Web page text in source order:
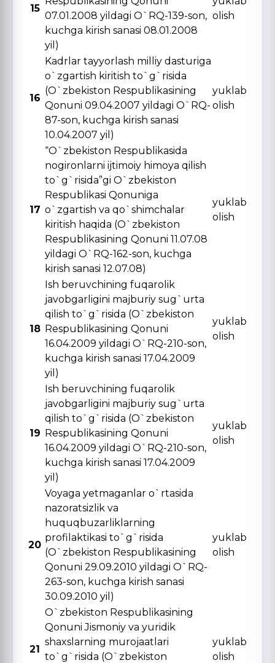
15
07.01.2008 yildagi O`RQ-139-son,
kuchga kirish sanasi 08.01.2008
yil)
olish
16
Kadrlar tayyorlash milliy dasturiga
o`zgartish kiritish to`g`risida
(O`zbekiston Respublikasining
Qonuni 09.04.2007 yildagi O`RQ-
87-son, kuchga kirish sanasi
10.04.2007 yil)
yuklab
olish
17
“O`zbekiston Respublikasida
nogironlarni ijtimoiy himoya qilish
to`g`risida”gi O`zbekiston
Respublikasi Qonuniga
o`zgartish va qo`shimchalar
kiritish haqida (O`zbekiston
Respublikasining Qonuni 11.07.08
yildagi O`RQ-162-son, kuchga
kirish sanasi 12.07.08)
yuklab
olish
18
Ish beruvchining fuqarolik
javobgarligini majburiy sug`urta
qilish to`g`risida (O`zbekiston
Respublikasining Qonuni
16.04.2009 yildagi O`RQ-210-son,
kuchga kirish sanasi 17.04.2009
yil)
yuklab
olish
19
Ish beruvchining fuqarolik
javobgarligini majburiy sug`urta
qilish to`g`risida (O`zbekiston
Respublikasining Qonuni
16.04.2009 yildagi O`RQ-210-son,
kuchga kirish sanasi 17.04.2009
yil)
yuklab
olish
20
Voyaga yetmaganlar o`rtasida
nazoratsizlik va
huquqbuzarliklarning
profilaktikasi to`g`risida
(O`zbekiston Respublikasining
Qonuni 29.09.2010 yildagi O`RQ-
263-son, kuchga kirish sanasi
30.09.2010 yil)
yuklab
olish
21
O`zbekiston Respublikasining
Qonuni Jismoniy va yuridik
shaxslarning murojaatlari
to`g`risida (O`zbekiston
yuklab
olish